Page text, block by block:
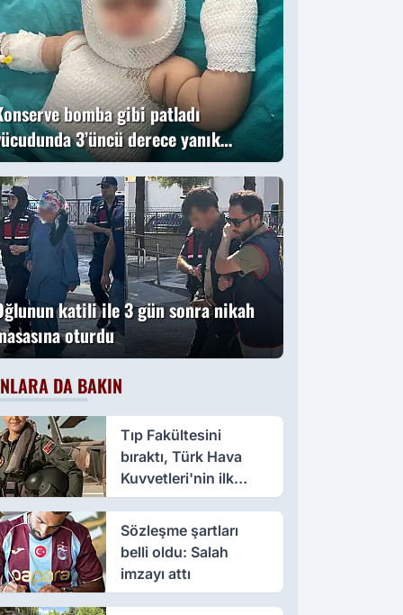
bomba gibi patladı
3’üncü derece yanık
katili ile 3 gün sonra nikah
oturdu
DA BAKIN
Tıp Fakültesini
bıraktı, Türk Hava
Kuvvetleri'nin ilk
kadın paşası oldu
Sözleşme şartları
belli oldu: Salah
imzayı attı